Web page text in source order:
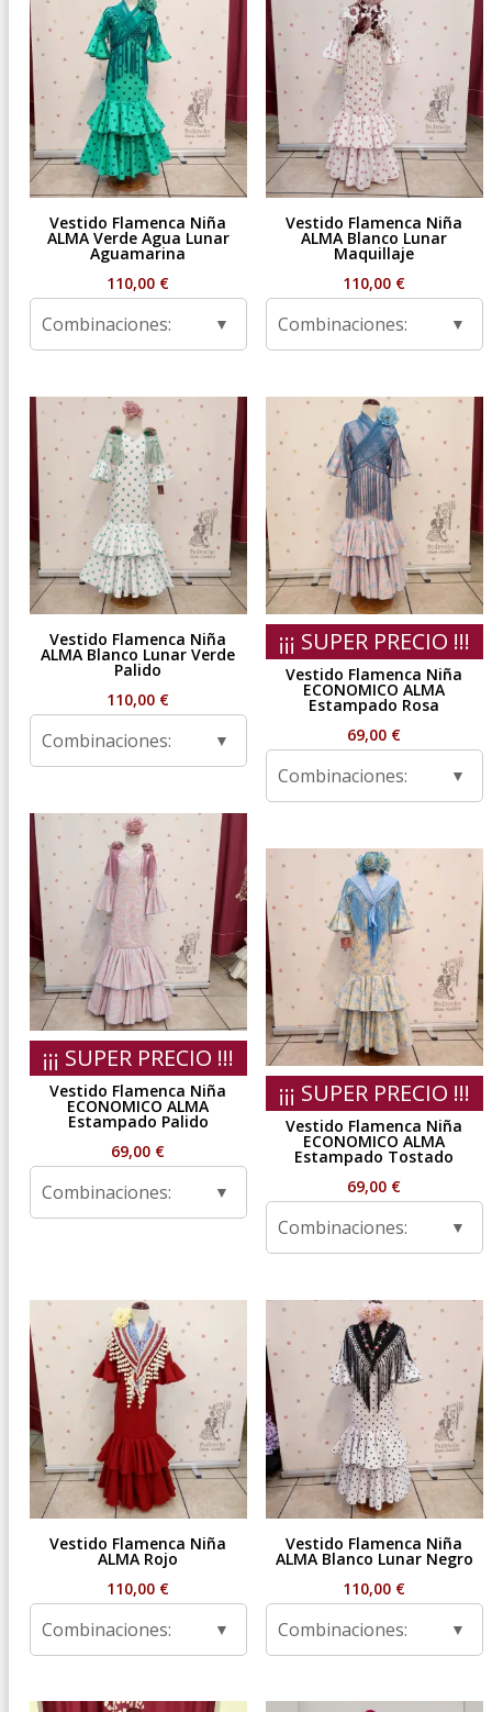
Vestido Flamenca Niña
ALMA Verde Agua Lunar
Aguamarina
110,00 €
Combinaciones:
Vestido Flamenca Niña
ALMA Blanco Lunar
Maquillaje
110,00 €
Combinaciones:
Vestido Flamenca Niña
ALMA Blanco Lunar Verde
Palido
110,00 €
Combinaciones:
¡¡¡ SUPER PRECIO !!!
Vestido Flamenca Niña
ECONOMICO ALMA
Estampado Rosa
69,00 €
Combinaciones:
¡¡¡ SUPER PRECIO !!!
Vestido Flamenca Niña
ECONOMICO ALMA
Estampado Palido
69,00 €
Combinaciones:
¡¡¡ SUPER PRECIO !!!
Vestido Flamenca Niña
ECONOMICO ALMA
Estampado Tostado
69,00 €
Combinaciones:
Vestido Flamenca Niña
ALMA Rojo
110,00 €
Combinaciones:
Vestido Flamenca Niña
ALMA Blanco Lunar Negro
110,00 €
Combinaciones: